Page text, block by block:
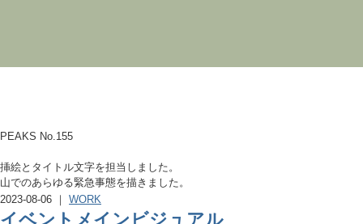
PEAKS No.155
挿絵とタイトル文字を担当しました。
山でのあらゆる緊急事態を描きました。
2023-08-06 ｜ WORK
イベントメインビジュアル